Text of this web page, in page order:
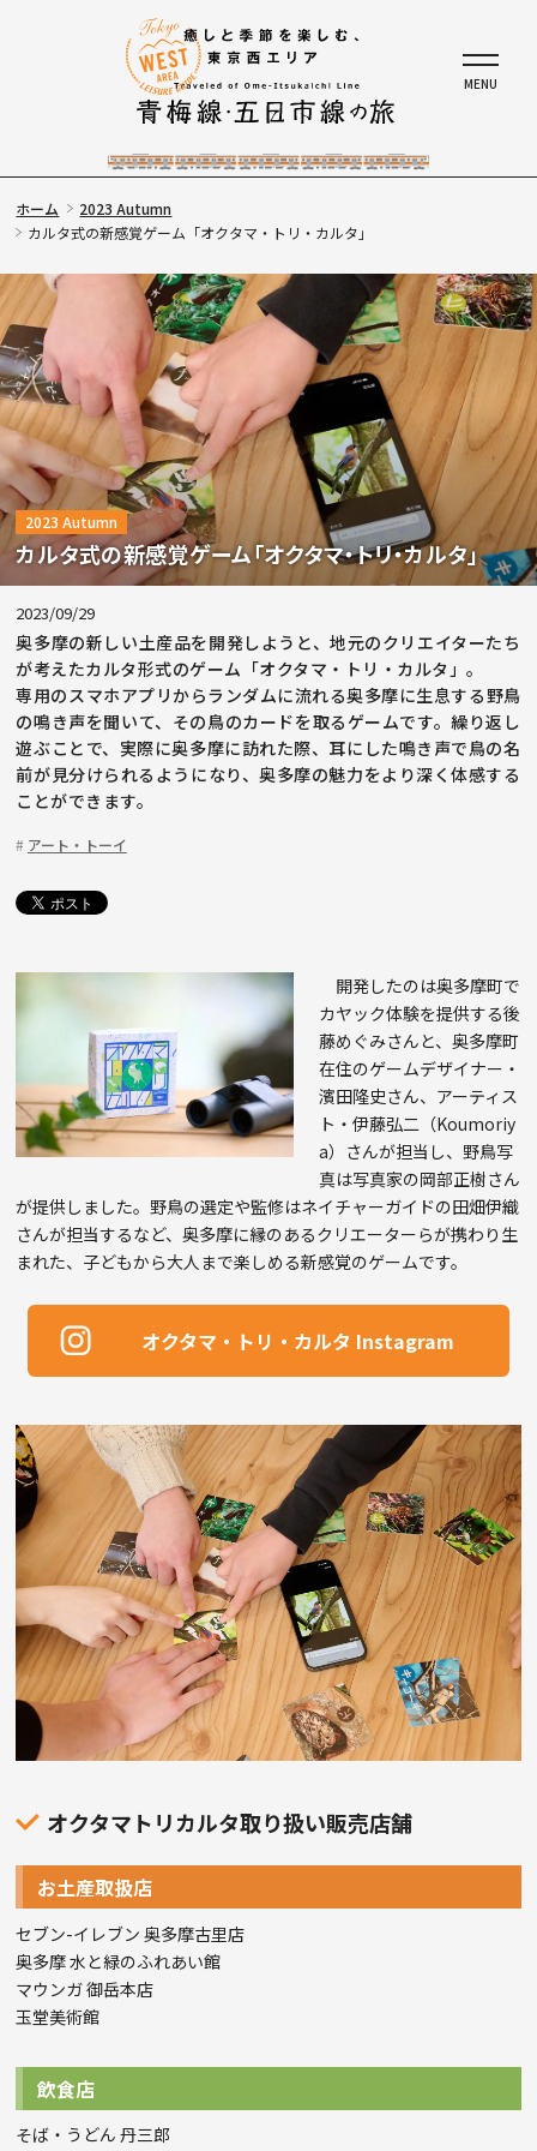
ホーム
2023 Autumn
カルタ式の新感覚ゲーム「オクタマ・トリ・カルタ」
2023 Autumn
カルタ式の新感覚ゲーム「オクタマ・トリ・カルタ」
2023/09/29
奥多摩の新しい土産品を開発しようと、地元のクリエイターたち
が考えたカルタ形式のゲーム「オクタマ・トリ・カルタ」。
専用のスマホアプリからランダムに流れる奥多摩に生息する野鳥
の鳴き声を聞いて、その鳥のカードを取るゲームです。繰り返し
遊ぶことで、実際に奥多摩に訪れた際、耳にした鳴き声で鳥の名
前が見分けられるようになり、奥多摩の魅力をより深く体感する
ことができます。
アート・トーイ
開発したのは奥多摩町で
カヤック体験を提供する後
藤めぐみさんと、奥多摩町
在住のゲームデザイナー・
濱田隆史さん、アーティス
ト・伊藤弘二（Koumoriy
a）さんが担当し、野鳥写
真は写真家の岡部正樹さん
が提供しました。野鳥の選定や監修はネイチャーガイドの田畑伊織
さんが担当するなど、奥多摩に縁のあるクリエーターらが携わり生
まれた、子どもから大人まで楽しめる新感覚のゲームです。
オクタマ・トリ・カルタ Instagram
オクタマトリカルタ取り扱い販売店舗
お土産取扱店
セブン-イレブン 奥多摩古里店
奥多摩 水と緑のふれあい館
マウンガ 御岳本店
玉堂美術館
飲食店
そば・うどん 丹三郎